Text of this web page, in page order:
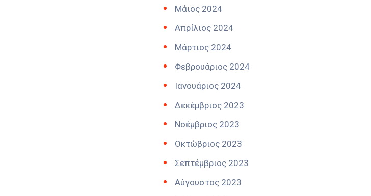
Μάιος 2024
Απρίλιος 2024
Μάρτιος 2024
Φεβρουάριος 2024
Ιανουάριος 2024
Δεκέμβριος 2023
Νοέμβριος 2023
Οκτώβριος 2023
Σεπτέμβριος 2023
Αύγουστος 2023